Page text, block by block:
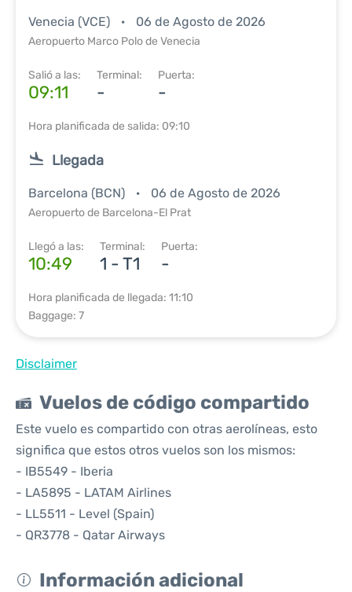
Venecia (VCE) 06 de Agosto de 2026
Aeropuerto Marco Polo de Venecia
Salió a las:
09:11
Terminal:
-
Puerta:
-
Hora planificada de salida: 09:10
Llegada
Barcelona (BCN) 06 de Agosto de 2026
Aeropuerto de Barcelona-El Prat
Llegó a las:
10:49
Terminal:
1 - T1
Puerta:
-
Hora planificada de llegada: 11:10
Baggage: 7
Disclaimer
Vuelos de código compartido
Este vuelo es compartido con otras aerolíneas, esto
significa que estos otros vuelos son los mismos:
- IB5549 - Iberia
- LA5895 - LATAM Airlines
- LL5511 - Level (Spain)
- QR3778 - Qatar Airways
Información adicional